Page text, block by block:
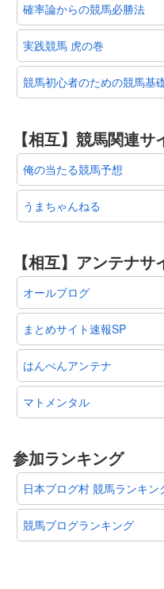
確率論からの競馬必勝法
実践競馬 虎の巻
競馬初心者のための競馬基
【相互】競馬関連サ
俺の当たる競馬予想
うまちゃんねる
【相互】アンテナサ
オールブログ
まとめサイト速報SP
はんぺんアンテナ
マトメンタル
参加ランキング
日本ブログ村 競馬ランキン
競馬ブログランキング